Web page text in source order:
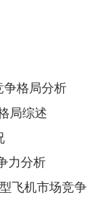
争格局分析
局综述
力分析
飞机市场竞争